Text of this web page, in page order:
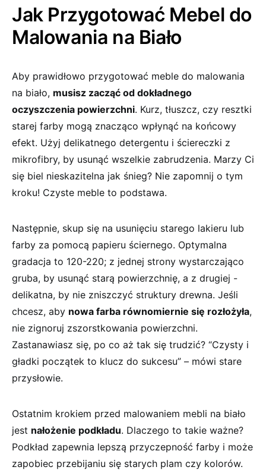
Jak⁢ Przygotować Mebel do
Malowania na Biało
Aby prawidłowo przygotować meble do malowania
na biało, musisz zacząć od dokładnego
oczyszczenia powierzchni. Kurz, tłuszcz, czy resztki
starej farby mogą znacząco wpłynąć na końcowy
efekt. Użyj delikatnego detergentu i ściereczki ⁢z
mikrofibry, by usunąć wszelkie zabrudzenia. Marzy Ci
się biel nieskazitelna jak śnieg? ⁢Nie zapomnij o tym
kroku! Czyste meble to podstawa.
Następnie, skup się na usunięciu starego lakieru lub
farby za pomocą ⁣papieru ściernego. Optymalna
gradacja to⁢ 120-220; z jednej strony wystarczająco
gruba, by usunąć starą powierzchnię, a z drugiej ‌-
delikatna, by nie​ zniszczyć struktury drewna. ‍Jeśli
chcesz, aby‍ nowa farba równomiernie się rozłożyła,
nie zignoruj zszorstkowania powierzchni.
Zastanawiasz się, po co aż tak się⁤ trudzić? “Czysty i
gładki początek⁢ to ⁤klucz do sukcesu” – mówi stare
przysłowie.
Ostatnim krokiem przed⁢ malowaniem mebli na biało
jest nałożenie podkładu. Dlaczego to takie ważne?
Podkład​ zapewnia ‌lepszą przyczepność farby i może
zapobiec przebijaniu ​się starych plam czy kolorów.